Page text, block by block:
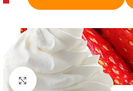
Click to enlarge